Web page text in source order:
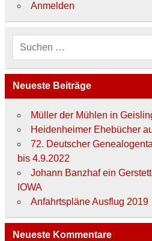
e
Anmelden
Neueste Beiträge
Müller der Mühlen in
Heidenheimer Ehebücher
72. Deutscher
bis 4.9.2022
Johann Banzhaf ein
IOWA
Anfahrtspläne Ausflug 2019
Neueste Kommentare